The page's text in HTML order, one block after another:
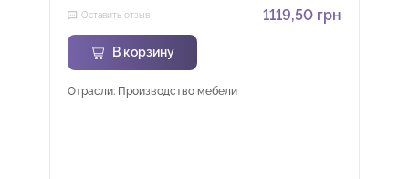
Оставить отзыв 1119,50 грн
В корзину
Отрасли: Производство мебели